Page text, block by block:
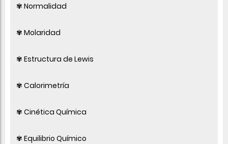
✾ Normalidad
✾ Molaridad
✾ Estructura de Lewis
✾ Calorimetría
✾ Cinética Química
✾ Equilibrio Químico